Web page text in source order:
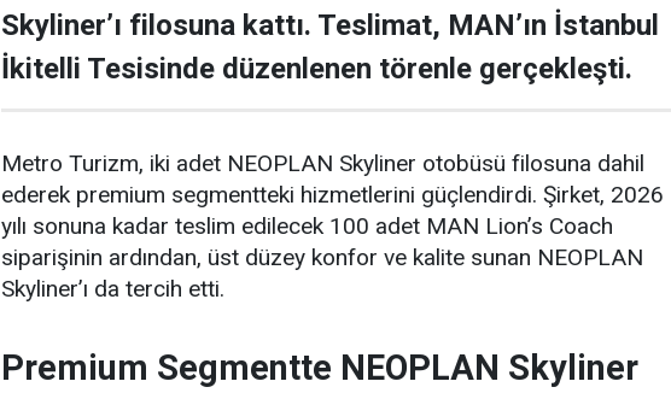
Skyliner’ı filosuna kattı. Teslimat, MAN’ın İstanbul
İkitelli Tesisinde düzenlenen törenle gerçekleşti.
Metro Turizm, iki adet NEOPLAN Skyliner otobüsü filosuna dahil
ederek premium segmentteki hizmetlerini güçlendirdi. Şirket, 2026
yılı sonuna kadar teslim edilecek 100 adet MAN Lion’s Coach
siparişinin ardından, üst düzey konfor ve kalite sunan NEOPLAN
Skyliner’ı da tercih etti.
Premium Segmentte NEOPLAN Skyliner